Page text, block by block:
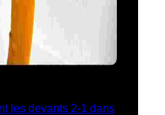
les devants 2-1 dans